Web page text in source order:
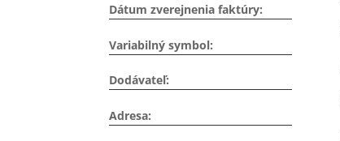
Dátum zverejnenia faktúry:
Variabilný symbol:
Dodávateľ:
Adresa: